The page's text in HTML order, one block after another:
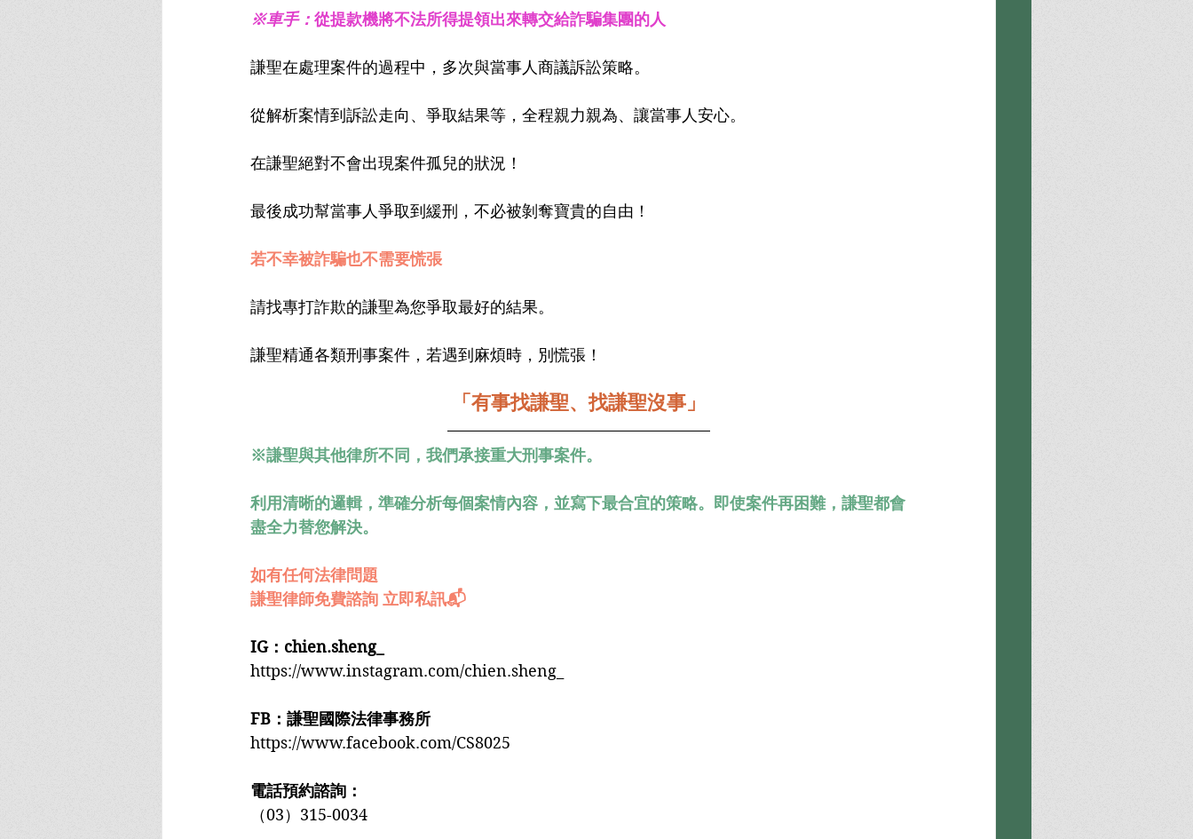
※車手： 從提款機將不法所得提領出來轉交給詐騙集團的人
謙聖在處理案件的過程中，多次與當事人商議訴訟策略。
從解析案情到訴訟走向、爭取結果等，全程親力親為、讓當事人安心。
在謙聖絕對不會出現案件孤兒的狀況！
最後成功幫當事人爭取到緩刑，不必被剝奪寶貴的自由！
若不幸被詐騙也不需要慌張
請找專打詐欺的謙聖為您爭取最好的結果。
謙聖精通各類刑事案件，若遇到麻煩時，別慌張！﻿
「有事找謙聖、找謙聖沒事」
※謙聖與其他律所不同，我們承接重大刑事案件。
利用清晰的邏輯，準確分析每個案情內容，並寫下最合宜的策略。即使案件再困難，謙聖都會
盡全力替您解決。
如有任何法律問題
謙聖律師免費諮詢 立即私訊📬
IG：chien.sheng_
https://www.instagram.com/chien.sheng_
FB：謙聖國際法律事務所
https://www.facebook.com/CS8025
電話預約諮詢：
（03）315-0034